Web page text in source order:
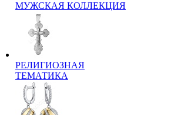
МУЖСКАЯ КОЛЛЕКЦИЯ
РЕЛИГИОЗНАЯ
ТЕМАТИКА